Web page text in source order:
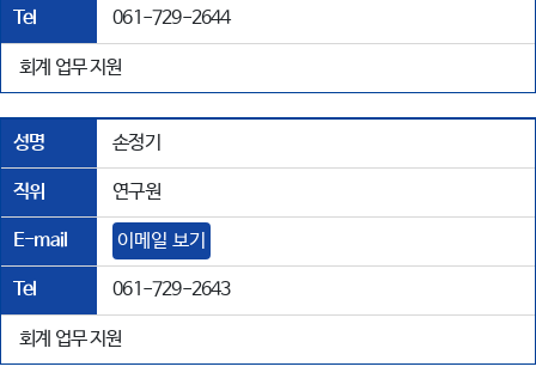
Tel 061-729-2644
회계 업무 지원
성명 손정기
직위 연구원
E-mail 이메일 보기
Tel 061-729-2643
회계 업무 지원